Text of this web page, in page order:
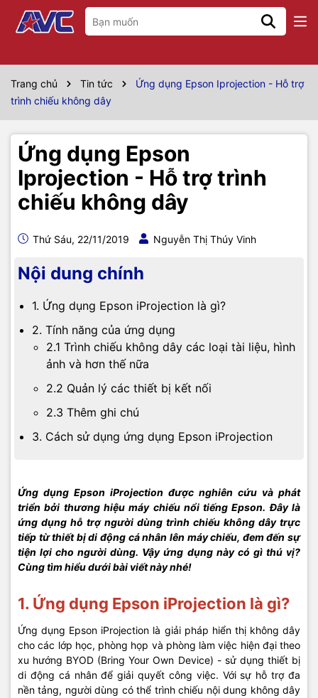
Trang chủ Tin tức
Ứng dụng Epson Iprojection - Hỗ trợ
trình chiếu không dây
Ứng dụng Epson
Iprojection - Hỗ trợ trình
chiếu không dây
Thứ Sáu, 22/11/2019 Nguyễn Thị Thúy Vinh
Nội dung chính
1. Ứng dụng Epson iProjection là gì?
2. Tính năng của ứng dụng
2.1 Trình chiếu không dây các loại tài liệu, hình
ảnh và hơn thế nữa
2.2 Quản lý các thiết bị kết nối
2.3 Thêm ghi chú
3. Cách sử dụng ứng dụng Epson iProjection
Ứng dụng Epson iProjection được nghiên cứu và phát
triển bởi thương hiệu máy chiếu nổi tiếng Epson. Đây là
ứng dụng hỗ trợ người dùng trình chiếu không dây trực
tiếp từ thiết bị di động cá nhân lên máy chiếu, đem đến sự
tiện lợi cho người dùng. Vậy ứng dụng này có gì thú vị?
Cùng tìm hiểu dưới bài viết này nhé!
1. Ứng dụng Epson iProjection là gì?
Ứng dụng Epson iProjection là giải pháp hiển thị không dây
cho các lớp học, phòng họp và phòng làm việc hiện đại theo
xu hướng BYOD (Bring Your Own Device) - sử dụng thiết bị
di động cá nhân để giải quyết công việc. Với sự hỗ trợ đa
nền tảng, người dùng có thể trình chiếu nội dung không dây